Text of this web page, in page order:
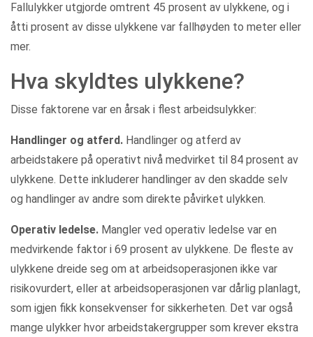
Fallulykker utgjorde omtrent 45 prosent av ulykkene, og i
åtti prosent av disse ulykkene var fallhøyden to meter eller
mer.
Hva skyldtes ulykkene?
Disse faktorene var en årsak i flest arbeidsulykker:
Handlinger og atferd. Handlinger og atferd av
arbeidstakere på operativt nivå medvirket til 84 prosent av
ulykkene. Dette inkluderer handlinger av den skadde selv
og handlinger av andre som direkte påvirket ulykken.
Operativ ledelse. Mangler ved operativ ledelse var en
medvirkende faktor i 69 prosent av ulykkene. De fleste av
ulykkene dreide seg om at arbeidsoperasjonen ikke var
risikovurdert, eller at arbeidsoperasjonen var dårlig planlagt,
som igjen fikk konsekvenser for sikkerheten. Det var også
mange ulykker hvor arbeidstakergrupper som krever ekstra